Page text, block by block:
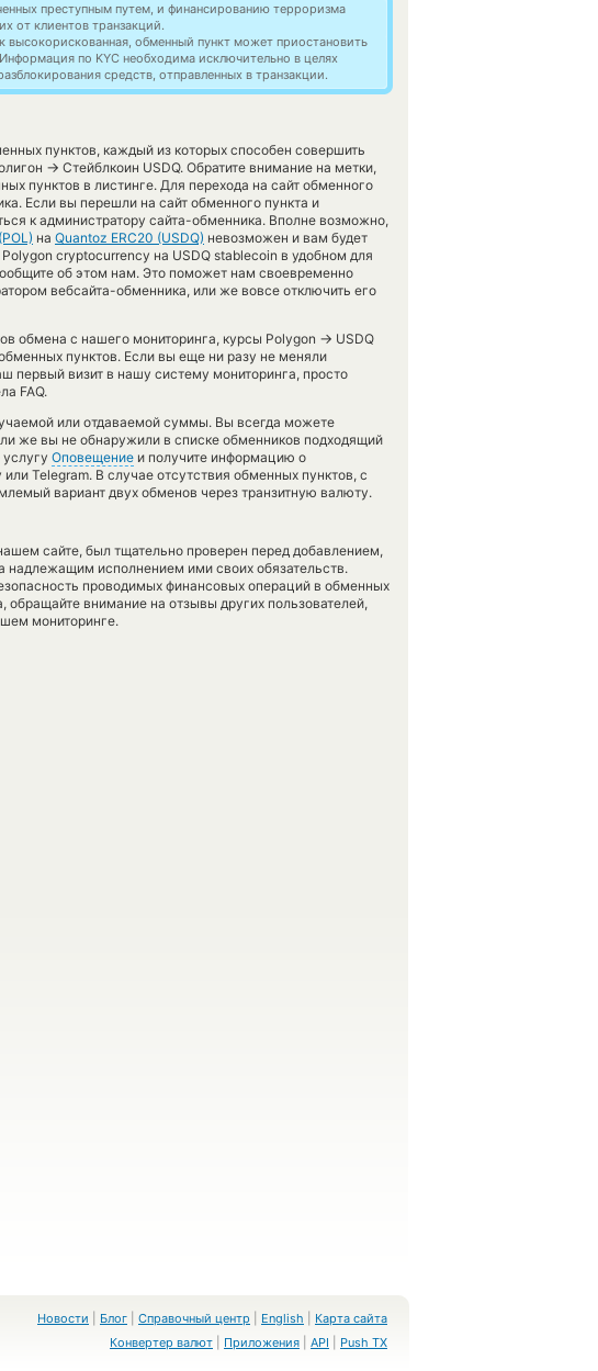
преступным путем, и финансированию терроризма
от клиентов транзакций.
высокорискованная, обменный пункт может приостановить
по KYC необходима исключительно в целях
средств, отправленных в транзакции.
пунктов, каждый из которых способен совершить
→ Стейблкоин USDQ. Обратите внимание на метки,
пунктов в листинге. Для перехода на сайт обменного
Если вы перешли на сайт обменного пункта и
к администратору сайта-обменника. Вполне возможно,
на Quantoz ERC20 (USDQ) невозможен и вам будет
cryptocurrency на USDQ stablecoin в удобном для
об этом нам. Это поможет нам своевременно
вебсайта-обменника, или же вовсе отключить его
обмена с нашего мониторинга, курсы Polygon → USDQ
пунктов. Если вы еще ни разу не меняли
первый визит в нашу систему мониторинга, просто
FAQ.
или отдаваемой суммы. Вы всегда можете
же вы не обнаружили в списке обменников подходящий
Оповещение и получите информацию о
Telegram. В случае отсутствия обменных пунктов, с
вариант двух обменов через транзитную валюту.
сайте, был тщательно проверен перед добавлением,
надлежащим исполнением ими своих обязательств.
проводимых финансовых операций в обменных
внимание на отзывы других пользователей,
мониторинге.
Новости Блог Справочный центр English
Карта сайта
Конвертер валют
Приложения API Push TX